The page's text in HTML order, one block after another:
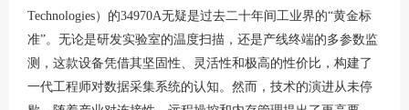
Technologies）的34970A无疑是过去二十年间工业界的“黄金标
准”。无论是研发实验室的温度扫描，还是产线终端的多参数监
测，这款设备凭借其坚固性、灵活性和极高的性价比，构建了
一代工程师对数据采集系统的认知。然而，技术的演进从未停